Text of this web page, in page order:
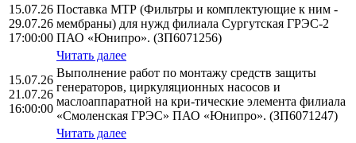
15.07.26
29.07.26
17:00:00
Поставка МТР (Фильтры и комплектующие к ним -
мембраны) для нужд филиала Сургутская ГРЭС-2
ПАО «Юнипро». (ЗП6071256)
Читать далее
15.07.26
21.07.26
16:00:00
Выполнение работ по монтажу средств защиты
генераторов, циркуляционных насосов и
маслоаппаратной на кри-тические элемента филиала
«Смоленская ГРЭС» ПАО «Юнипро». (ЗП6071247)
Читать далее